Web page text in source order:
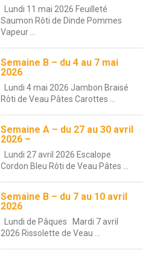
Lundi 11 mai 2026 Feuilleté
Saumon Rôti de Dinde Pommes
Vapeur ...
Semaine B – du 4 au 7 mai
2026
Lundi 4 mai 2026 Jambon Braisé
Rôti de Veau Pâtes Carottes ...
Semaine A – du 27 au 30 avril
2026 –
Lundi 27 avril 2026 Escalope
Cordon Bleu Rôti de Veau Pâtes ...
Semaine B – du 7 au 10 avril
2026
Lundi de Pâques Mardi 7 avril
2026 Rissolette de Veau ...